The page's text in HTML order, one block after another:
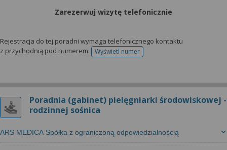
Zarezerwuj wizytę telefonicznie
Rejestracja do tej poradni wymaga telefonicznego kontaktu
z przychodnią pod numerem:
Wyświetl numertelefonu do rejestracji
Poradnia (gabinet) pielęgniarki środowiskowej -
rodzinnej sośnica
ARS MEDICA Spółka z ograniczoną odpowiedzialnością